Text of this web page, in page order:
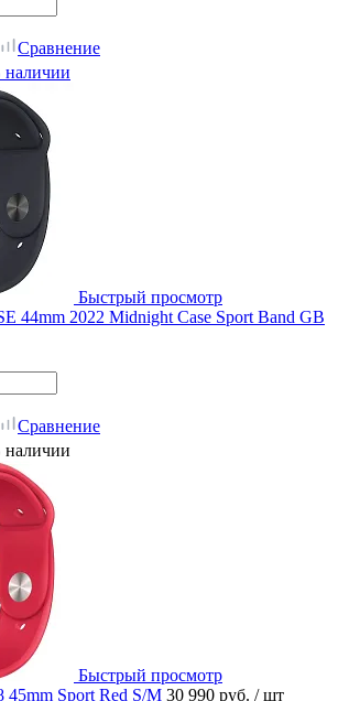
Сравнение
наличии
Быстрый просмотр
44mm 2022 Midnight Case Sport Band GB
Сравнение
наличии
Быстрый просмотр
45mm Sport Red S/M 30 990 руб. / шт